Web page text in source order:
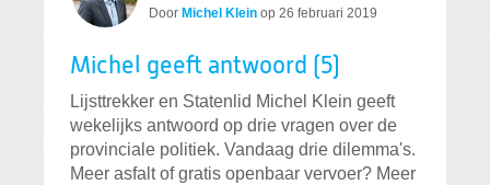
Door Michel Klein op 26 februari 2019
Michel geeft antwoord (5)
Lijsttrekker en Statenlid Michel Klein geeft
wekelijks antwoord op drie vragen over de
provinciale politiek. Vandaag drie dilemma's.
Meer asfalt of gratis openbaar vervoer? Meer